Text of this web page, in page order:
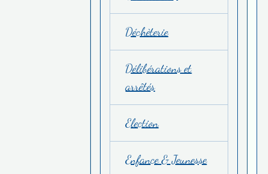
Déchèterie
Délibérations et
arrêtés
Election
Enfance & Jeunesse